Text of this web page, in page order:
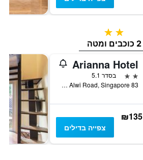
2 כוכבים
2 כוכבים ומטה
Arianna Hotel
2 כוכבים
בסדר 5.1
83 Syed Alwi Road, Singapore, סינגפור
₪135
צפייה בדילים